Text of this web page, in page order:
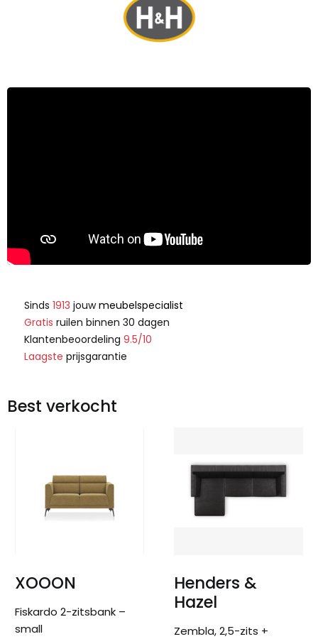
Sinds 1913 jouwmeubelspecialist
Gratis ruilen binnen 30 dagen
Klantenbeoordeling 9.5/10
Laagste prijsgarantie
Best verkocht
XOOON
Fiskardo 2-zitsbank –
small
Henders &
Hazel
Zembla, 2,5-zits +